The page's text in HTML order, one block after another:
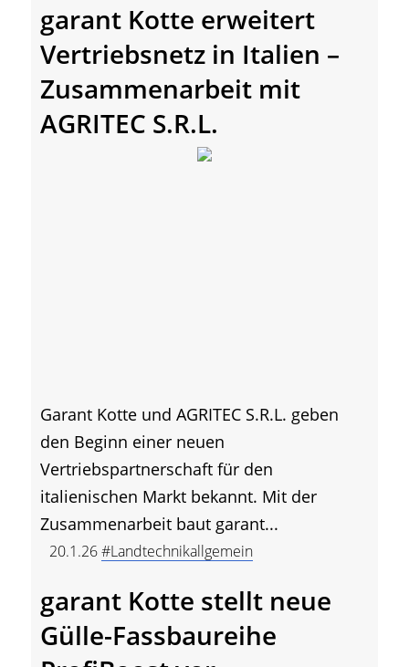
garant Kotte erweitert
Vertriebsnetz in Italien –
Zusammenarbeit mit
AGRITEC S.R.L.
Garant Kotte und AGRITEC S.R.L. geben
den Beginn einer neuen
Vertriebspartnerschaft für den
italienischen Markt bekannt. Mit der
Zusammenarbeit baut garant...
20.1.26#Landtechnikallgemein
garant Kotte stellt neue
Gülle-Fassbaureihe